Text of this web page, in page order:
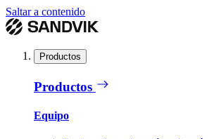
Saltar a contenido
Productos
Productos
Equipo